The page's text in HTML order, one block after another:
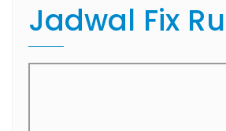
Jadwal Fix